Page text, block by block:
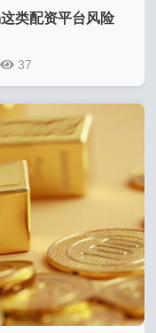
类配资平台风险
37